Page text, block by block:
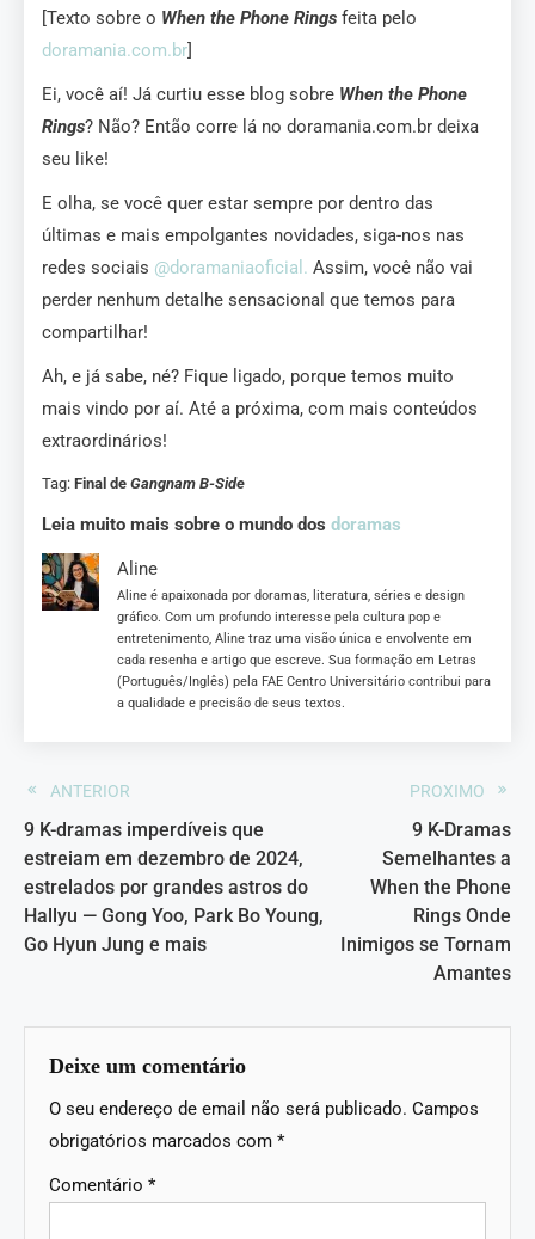
[Texto sobre o When the Phone Rings feita pelo
doramania.com.br]
Ei, você aí! Já curtiu esse blog sobre When the Phone
Rings? Não? Então corre lá no doramania.com.br deixa
seu like!
E olha, se você quer estar sempre por dentro das
últimas e mais empolgantes novidades, siga-nos nas
redes sociais @doramaniaoficial. Assim, você não vai
perder nenhum detalhe sensacional que temos para
compartilhar!
Ah, e já sabe, né? Fique ligado, porque temos muito
mais vindo por aí. Até a próxima, com mais conteúdos
extraordinários!
Tag: Final de Gangnam B-Side
Leia muito mais sobre o mundo dos doramas
Aline
Aline é apaixonada por doramas, literatura, séries e design
gráfico. Com um profundo interesse pela cultura pop e
entretenimento, Aline traz uma visão única e envolvente em
cada resenha e artigo que escreve. Sua formação em Letras
(Português/Inglês) pela FAE Centro Universitário contribui para
a qualidade e precisão de seus textos.
ANTERIOR
9 K-dramas imperdíveis que
estreiam em dezembro de 2024,
estrelados por grandes astros do
Hallyu — Gong Yoo, Park Bo Young,
Go Hyun Jung e mais
PROXIMO
9 K-Dramas
Semelhantes a
When the Phone
Rings Onde
Inimigos se Tornam
Amantes
Deixe um comentário
O seu endereço de email não será publicado. Campos
obrigatórios marcados com *
Comentário *